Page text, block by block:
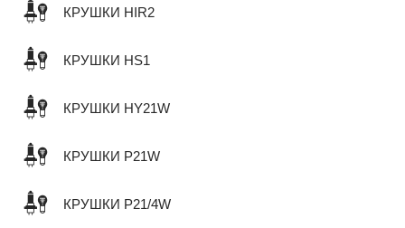
КРУШКИ HIR2
КРУШКИ HS1
КРУШКИ HY21W
КРУШКИ P21W
КРУШКИ P21/4W